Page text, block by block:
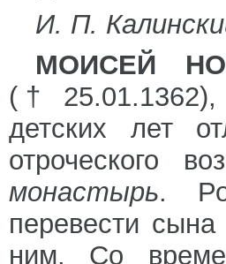
И. П.
МОИСЕЙ
(† 25.01.1362),
детских лет
отроческого
монастырь.
перевести
ним. Со